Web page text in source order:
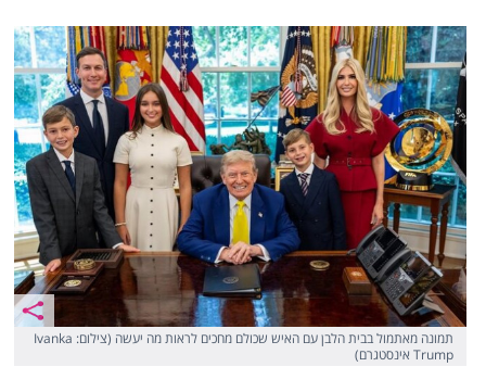
תמונה מאתמול בבית הלבן עם האיש שכולם מחכים לראות מה יעשה (צילום: Ivanka
Trump אינסטגרם)